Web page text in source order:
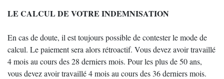
LE CALCUL DE VOTRE INDEMNISATION
En cas de doute, il est toujours possible de contester le mode de
calcul. Le paiement sera alors rétroactif. Vous devez avoir travaillé
4 mois au cours des 28 derniers mois. Pour les plus de 50 ans,
vous devez avoir travaillé 4 mois au cours des 36 derniers mois.